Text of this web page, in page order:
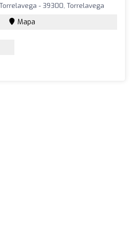
- 39300, Torrelavega
Mapa